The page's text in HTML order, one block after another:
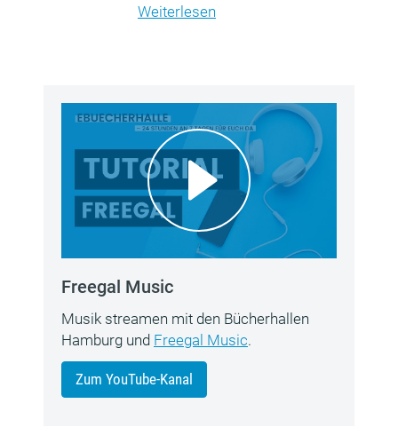
Weiterlesen
Freegal Music
Musik streamen mit den Bücherhallen
Hamburg und Freegal Music.
Zum YouTube-Kanal